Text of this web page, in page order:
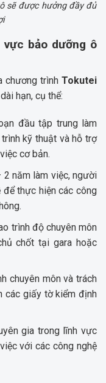
sẽ được hưởng đầy đủ
bảo dưỡng ô
chương trình Tokutei
hạn, cụ thể:
đầu tập trung làm
kỹ thuật và hỗ trợ
cơ bản.
năm làm việc, người
thực hiện các công
trình độ chuyên môn
chốt tại gara hoặc
chuyên môn và trách
các giấy tờ kiểm định
gia trong lĩnh vực
với các công nghệ